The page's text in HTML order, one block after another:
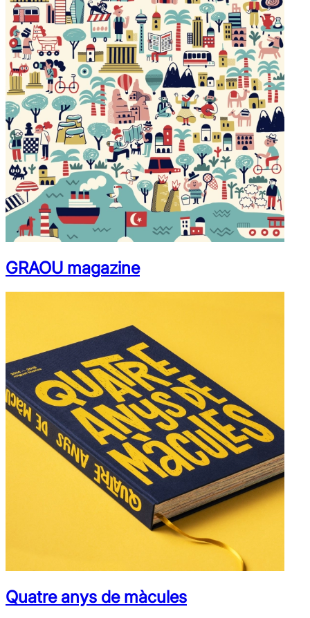
GRAOU magazine
Quatre anys de màcules